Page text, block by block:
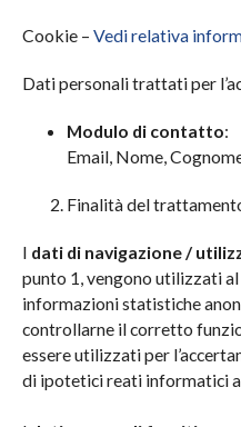
Profilati
Profilati standard
Cookie – Vedi relativa
Dati personali trattati per
Modulo di contatto:
Email, Nome,
Finalità del
I dati di navigazione /
punto 1, vengono utilizzati
informazioni statistiche
controllarne il corretto
essere utilizzati per
di ipotetici reati informatici